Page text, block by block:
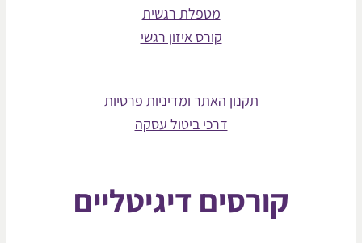
מטפלת רגשית
קורס איזון רגשי
תקנון האתר ומדיניות פרטיות
דרכי ביטול עסקה
קורסים דיגיטליים